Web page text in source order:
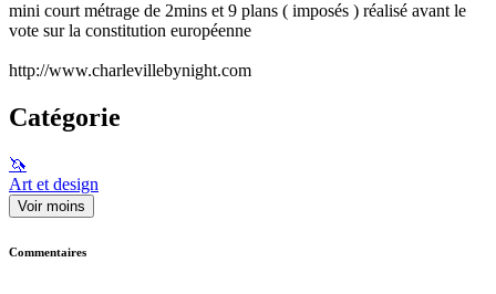
mini court métrage de 2mins et 9 plans ( imposés ) réalisé avant le
vote sur la constitution européenne
http://www.charlevillebynight.com
Catégorie
🦄
Art et design
Voir moins
Commentaires